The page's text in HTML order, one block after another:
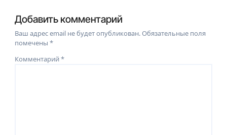
Добавить комментарий
Ваш адрес email не будет опубликован.Обязательные поля
помечены*
Комментарий*